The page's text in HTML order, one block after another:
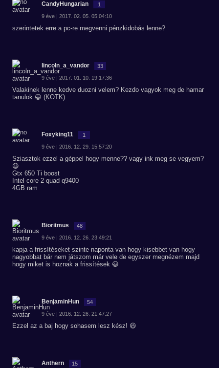
CandyHungarian 1
9 éve | 2017. 02. 05. 05:04:10
szerintetek erre a pc-re megvenni pénzkidobás lenne?
lincoln_a_vandor 33
9 éve | 2017. 01. 10. 19:17:36
Valakinek lenne kedve duozni velem? Kezdo vagyok meg de hamar
tanulok 😀 (KOTK)
Foxyking11 1
9 éve | 2016. 12. 29. 15:57:20
Sziasztok ezzel a géppel hogy menne?? vagy ink meg se vegyem?
😃
Gtx 650 Ti boost
Intel core 2 quad q9400
4GB ram
Bioritmus 48
9 éve | 2016. 12. 26. 23:49:21
kapja a frissítéseket szinte naponta van hogy kisebbet van hogy
nagyobbat bár nem játszom már vele de egyszer megnézem majd
hogy miket is hoznak a frissítések 😃
BenjaminHun 54
9 éve | 2016. 12. 26. 21:47:27
Ezzel az a baj hogy sohasem lesz kész! 😃
Anthern 15